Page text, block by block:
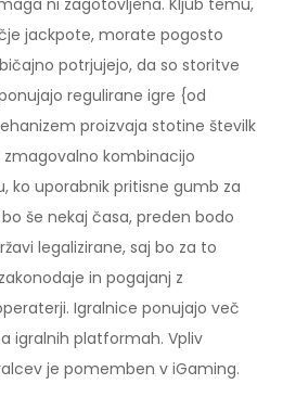
ni zagotovljena. Kljub temu,
jackpote, morate pogosto
potrjujejo, da so storitve
regulirane igre {od
proizvaja stotine številk
kombinacijo
ko uporabnik pritisne gumb za
še nekaj časa, preden bodo
legalizirane, saj bo za to
in pogajanj z
Igralnice ponujajo več
igralnih platformah. Vpliv
je pomemben v iGaming.